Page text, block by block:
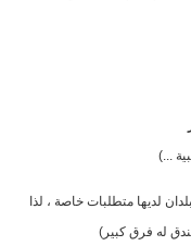
لديها متطلبات خاصة ، لذا